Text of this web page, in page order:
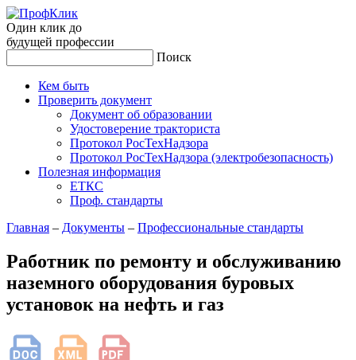
Один клик до
будущей профессии
Поиск
Кем быть
Проверить документ
Документ об образовании
Удостоверение тракториста
Протокол РосТехНадзора
Протокол РосТехНадзора (электробезопасность)
Полезная информация
ЕТКС
Проф. стандарты
Главная – Документы – Профессиональные стандарты
Работник по ремонту и обслуживанию
наземного оборудования буровых
установок на нефть и газ